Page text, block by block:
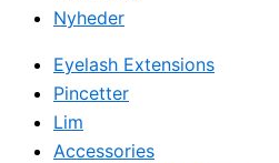
Nyheder
Eyelash Extensions
Pincetter
Lim
Accessories